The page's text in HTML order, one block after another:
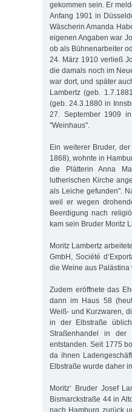
gekommen sein. Er
Anfang 1901 in
Wäscherin Amanda
eigenen Angaben war
ob als Bühnenarbeiter
24. März 1910 verließ
die damals noch im
war dort, und später
Lambertz (geb.
(geb. 24.3.1880 in
27. September 1909
"Weinhaus".
Ein weiterer Bruder,
1868), wohnte in
die Plätterin Anna
lutherischen Kirche
als Leiche gefunden".
weil er wegen
Beerdigung nach
kam sein Bruder Moritz
Moritz Lambertz
GmbH, Société
die Weine aus Palästina
Zudem eröffnete das
dann im Haus 58
Weiß- und Kurzwaren,
in der Elbstraße
Straßenhandel in der
entstanden. Seit 1775
da ihnen
Elbstraße wurde daher
Moritz‘ Bruder Josef
Bismarckstraße 44 in
nach Hamburg zurück